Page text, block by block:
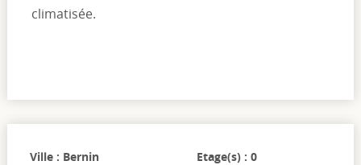
climatisée.
Ville : Bernin
Etage(s) : 0